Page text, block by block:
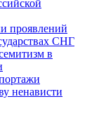
проявлений
СНГ
в
ненависти